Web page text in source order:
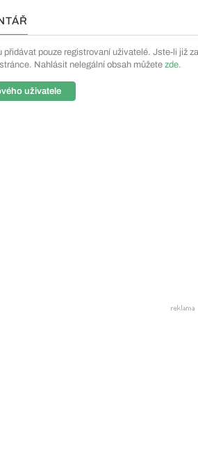
přidávat pouze registrovaní uživatelé. Jste-li již
Nahlásit nelegální obsah můžete zde.
uživatele